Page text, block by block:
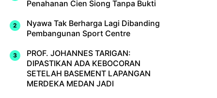
Penahanan Cien Siong Tanpa Bukti
Nyawa Tak Berharga Lagi Dibanding
Pembangunan Sport Centre
PROF. JOHANNES TARIGAN:
DIPASTIKAN ADA KEBOCORAN
SETELAH BASEMENT LAPANGAN
MERDEKA MEDAN JADI